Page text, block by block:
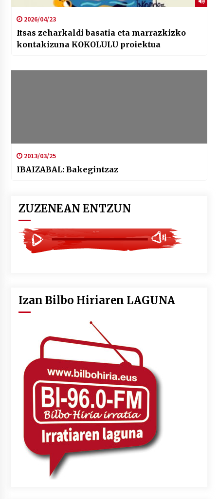
2026/04/23
Itsas zeharkaldi basatia eta marrazkizko
kontakizuna KOKOLULU proiektua
2013/03/25
IBAIZABAL: Bakegintzaz
ZUZENEAN ENTZUN
Izan Bilbo Hiriaren LAGUNA